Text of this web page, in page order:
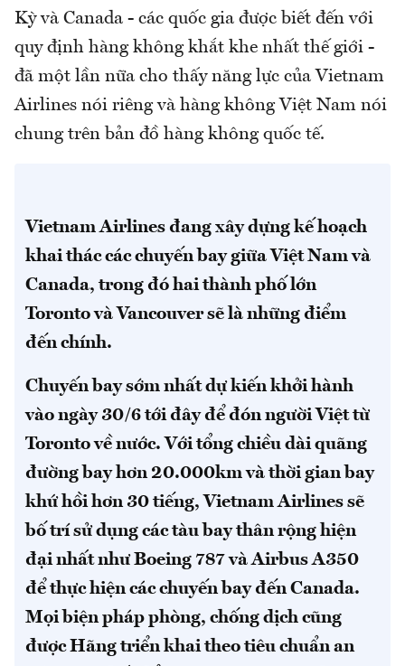
Kỳ và Canada - các quốc gia được biết đến với
quy định hàng không khắt khe nhất thế giới -
đã một lần nữa cho thấy năng lực của Vietnam
Airlines nói riêng và hàng không Việt Nam nói
chung trên bản đồ hàng không quốc tế.
Vietnam Airlines đang xây dựng kế hoạch
khai thác các chuyến bay giữa Việt Nam và
Canada, trong đó hai thành phố lớn
Toronto và Vancouver sẽ là những điểm
đến chính.
Chuyến bay sớm nhất dự kiến khởi hành
vào ngày 30/6 tới đây để đón người Việt từ
Toronto về nước. Với tổng chiều dài quãng
đường bay hơn 20.000km và thời gian bay
khứ hồi hơn 30 tiếng, Vietnam Airlines sẽ
bố trí sử dụng các tàu bay thân rộng hiện
đại nhất như Boeing 787 và Airbus A350
để thực hiện các chuyến bay đến Canada.
Mọi biện pháp phòng, chống dịch cũng
được Hãng triển khai theo tiêu chuẩn an